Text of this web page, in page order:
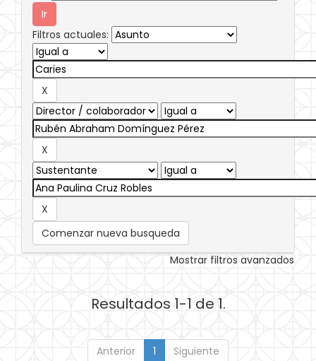
Filtros actuales:
Comenzar nueva busqueda
Mostrar filtros avanzados
Resultados 1-1 de 1.
Anterior 1 Siguiente